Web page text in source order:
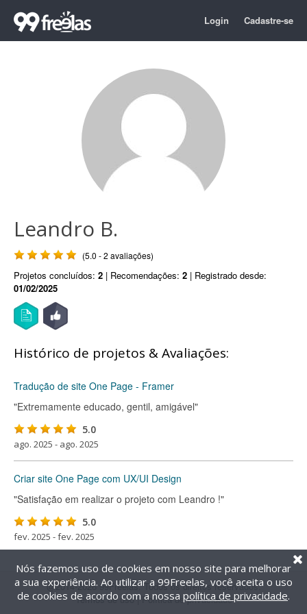
Login Cadastre-se
Leandro B.
(5.0 - 2 avaliações)
Projetos concluídos: 2 | Recomendações: 2 | Registrado desde:
01/02/2025
Histórico de projetos & Avaliações:
Tradução de site One Page - Framer
"Extremamente educado, gentil, amigável"
5.0
ago. 2025 - ago. 2025
Criar site One Page com UX/UI Design
"Satisfação em realizar o projeto com Leandro !"
5.0
fev. 2025 - fev. 2025
@2014-2026 99Freelas. Todos os direitos reservados.
Termos de uso| Política de privacidade
Nós fazemos uso de cookies em nosso site para melhorar
a sua experiência. Ao utilizar a 99Freelas, você aceita o uso
de cookies de acordo com a nossa política de privacidade.